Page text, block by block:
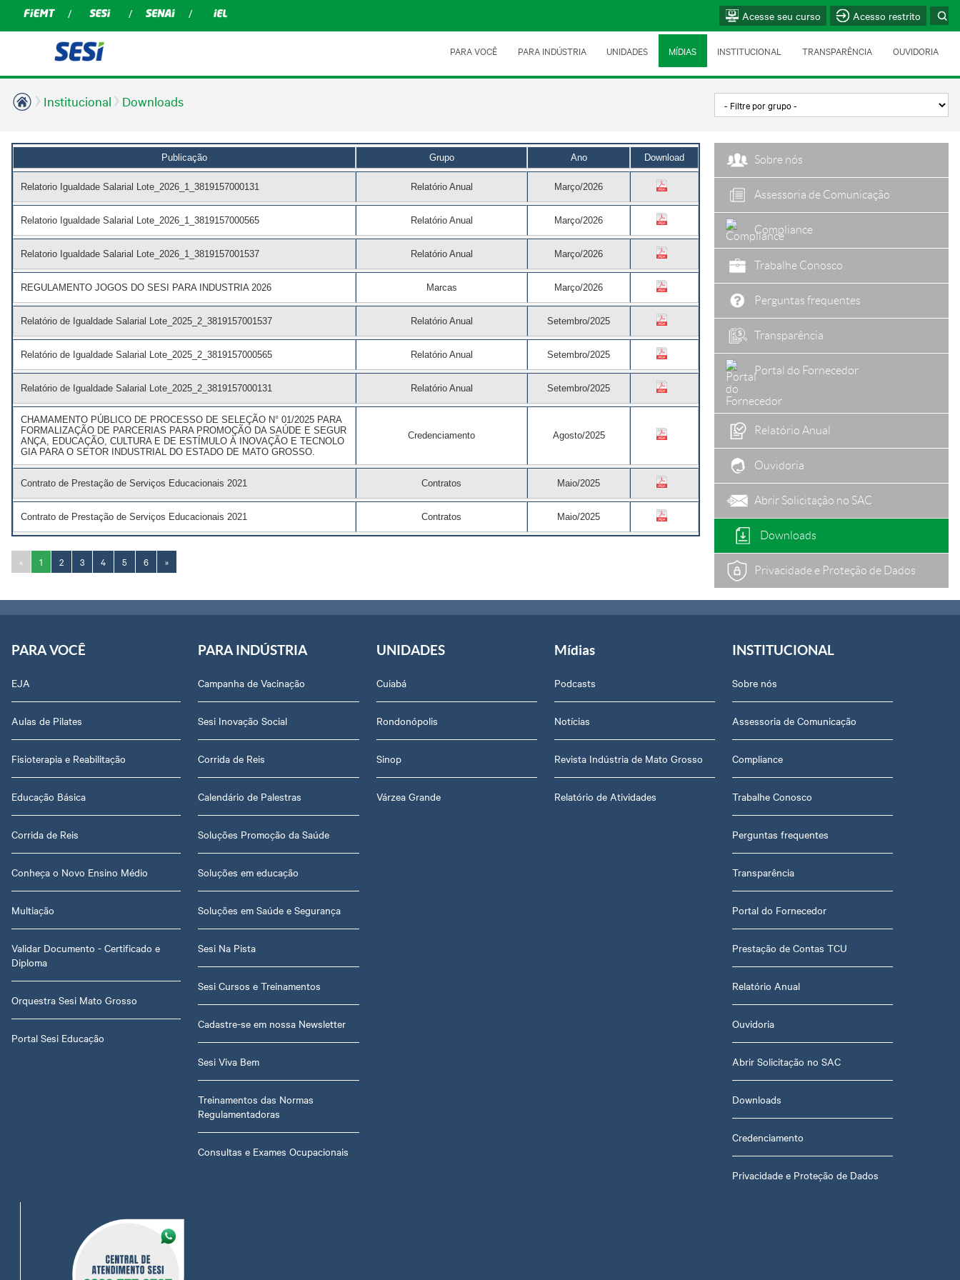
PARA VOCÊ PARA INDÚSTRIA UNIDADES MÍDIAS INSTITUCIONAL TRANSPARÊNCIA OUVIDORIA
Acesse seu curso Acesso restrito
Institucional Downloads
Publicação Grupo Ano Download
Relatorio Igualdade Salarial Lote_2026_1_3819157000131 Relatório Anual Março/2026
Relatorio Igualdade Salarial Lote_2026_1_3819157000565 Relatório Anual Março/2026
Relatorio Igualdade Salarial Lote_2026_1_3819157001537 Relatório Anual Março/2026
REGULAMENTO JOGOS DO SESI PARA INDUSTRIA 2026 Marcas Março/2026
Relatório de Igualdade Salarial Lote_2025_2_3819157001537 Relatório Anual Setembro/2025
Relatório de Igualdade Salarial Lote_2025_2_3819157000565 Relatório Anual Setembro/2025
Relatório de Igualdade Salarial Lote_2025_2_3819157000131 Relatório Anual Setembro/2025
CHAMAMENTO PÚBLICO DE PROCESSO DE SELEÇÃO N° 01/2025 PARA
FORMALIZAÇÃO DE PARCERIAS PARA PROMOÇÃO DA SAÚDE E SEGUR
ANÇA, EDUCAÇÃO, CULTURA E DE ESTÍMULO À INOVAÇÃO E TECNOLO
GIA PARA O SETOR INDUSTRIAL DO ESTADO DE MATO GROSSO.
Credenciamento Agosto/2025
Contrato de Prestação de Serviços Educacionais 2021 Contratos Maio/2025
Contrato de Prestação de Serviços Educacionais 2021 Contratos Maio/2025
« 1 2 3 4 5 6 »
Sobre nós
Assessoria de Comunicação
Compliance
Trabalhe Conosco
Perguntas frequentes
Transparência
Portal do Fornecedor
Relatório Anual
Ouvidoria
Abrir Solicitação no SAC
Downloads
Privacidade e Proteção de Dados
PARA VOCÊ
EJA
Aulas de Pilates
Fisioterapia e Reabilitação
Educação Básica
Corrida de Reis
Conheça o Novo Ensino Médio
Multiação
Validar Documento - Certificado e
Diploma
Orquestra Sesi Mato Grosso
Portal Sesi Educação
PARA INDÚSTRIA
Campanha de Vacinação
Sesi Inovação Social
Corrida de Reis
Calendário de Palestras
Soluções Promoção da Saúde
Soluções em educação
Soluções em Saúde e Segurança
Sesi Na Pista
Sesi Cursos e Treinamentos
Cadastre-se em nossa Newsletter
Sesi Viva Bem
Treinamentos das Normas
Regulamentadoras
Consultas e Exames Ocupacionais
UNIDADES
Cuiabá
Rondonópolis
Sinop
Várzea Grande
Mídias
Podcasts
Notícias
Revista Indústria de Mato Grosso
Relatório de Atividades
INSTITUCIONAL
Sobre nós
Assessoria de Comunicação
Compliance
Trabalhe Conosco
Perguntas frequentes
Transparência
Portal do Fornecedor
Prestação de Contas TCU
Relatório Anual
Ouvidoria
Abrir Solicitação no SAC
Downloads
Credenciamento
Privacidade e Proteção de Dados